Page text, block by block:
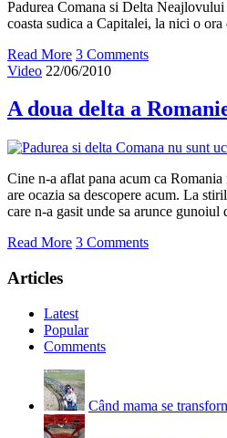
Padurea Comana si Delta
coasta sudica a Capitalei, la nici o ora
Read More 3 Comments
Video 22/06/2010
A doua delta a
Cine n-a aflat pana acum ca
are ocazia sa descopere acum. La
care n-a gasit unde sa arunce
Read More 3 Comments
Articles
Latest
Popular
Comments
Când mama se